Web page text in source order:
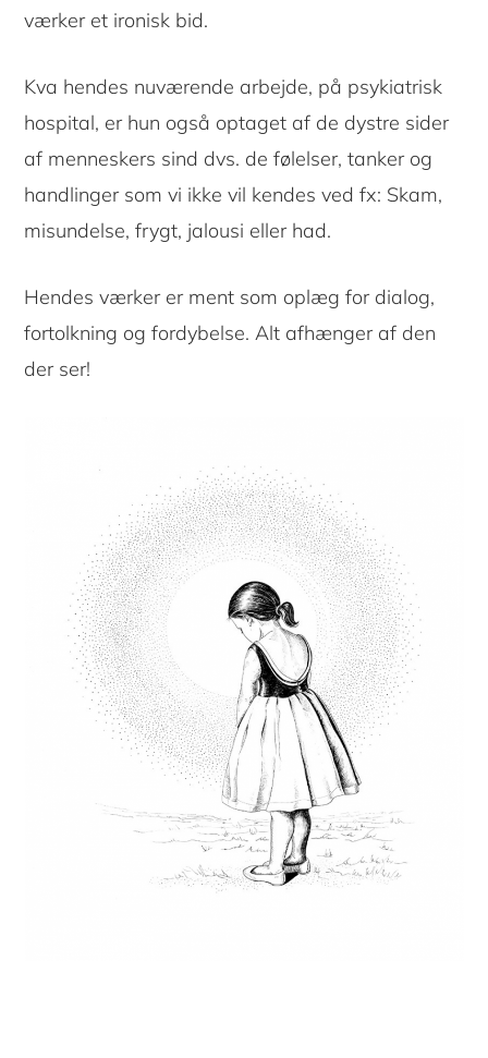
værker et ironisk bid.
Kva hendes nuværende arbejde, på psykiatrisk
hospital, er hun også optaget af de dystre sider
af menneskers sind dvs. de følelser, tanker og
handlinger som vi ikke vil kendes ved fx: Skam,
misundelse, frygt, jalousi eller had.
Hendes værker er ment som oplæg for dialog,
fortolkning og fordybelse. Alt afhænger af den
der ser!